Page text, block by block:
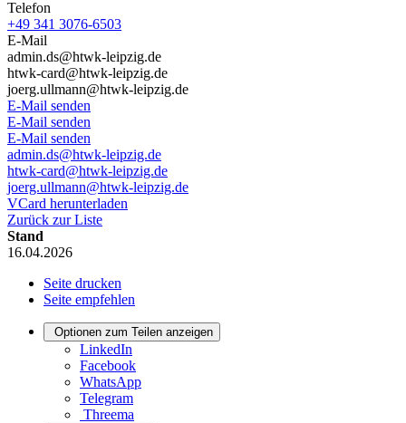
Telefon
+49 341 3076-6503
E-Mail
admin.ds@htwk-leipzig.de
htwk-card@htwk-leipzig.de
joerg.ullmann@htwk-leipzig.de
E-Mail senden
E-Mail senden
E-Mail senden
admin.ds@htwk-leipzig.de
htwk-card@htwk-leipzig.de
joerg.ullmann@htwk-leipzig.de
VCard herunterladen
Zurück zur Liste
Stand
16.04.2026
Seite drucken
Seite empfehlen
Optionen zum Teilen anzeigen
LinkedIn
Facebook
WhatsApp
Telegram
Threema